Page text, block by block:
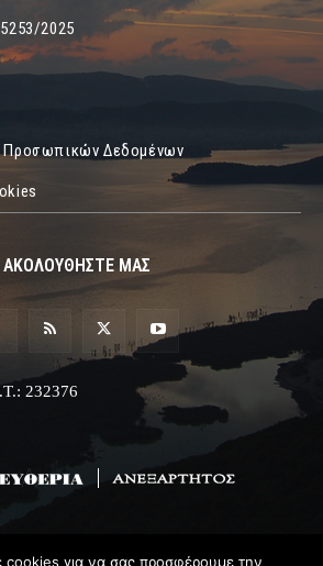
2025
Προσωπικών Δεδομένων
ΑΚΟΛΟΥΘΗΣΤΕ ΜΑΣ
232376
cookies για να σας προσφέρουμε την